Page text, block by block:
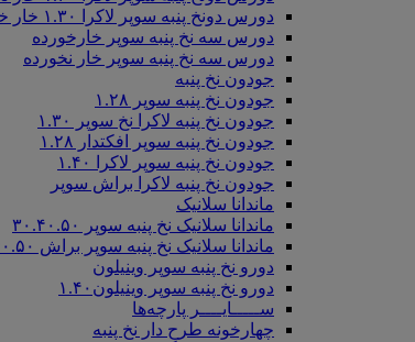
دورس دونخ پنبه سوپر لاکرا ۱.۳۰ خار خورده
دورس سه نخ پنبه سوپر خارخورده
دورس سه نخ پنبه سوپر خار نخورده
جودون نخ پنبه
جودون نخ پنبه سوپر ۱.۲۸
جودون نخ پنبه لاکرا نخ سوپر ۱.۳۰
جودون نخ پنبه سوپر افکتدار ۱.۲۸
جودون نخ پنبه سوپر لاکرا ۱.۴۰
جودون نخ پنبه لاکرا براش سوپر
ماندانا سلانیک
ماندانا سلانیک نخ پنبه سوپر ۳۰.۴۰.۵۰
ماندانا سلانیک نخ پنبه سوپر براش ۳۰.۴۰.۵۰
دورو نخ پنبه سوپر وینیلون
دورو نخ پنبه سوپر وینیلون۱.۴۰
ســـــایــــر پارچه‌ها
چهارخونه طرح دار نخ پنبه